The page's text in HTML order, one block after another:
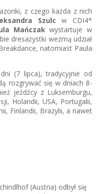
z czego każda z nich
Szulc w CDI4*
Mańczakwystartuje w
dresażystki wezmą udział
natomiast Paula
(7 lipca), tradycyjnie od
rozgrywać się w dniach 8-
jeźdźcy z Luksemburgu,
Holandii, USA, Portugalii,
Finlandii, Brazylii, a nawet
(Austria) odbył się